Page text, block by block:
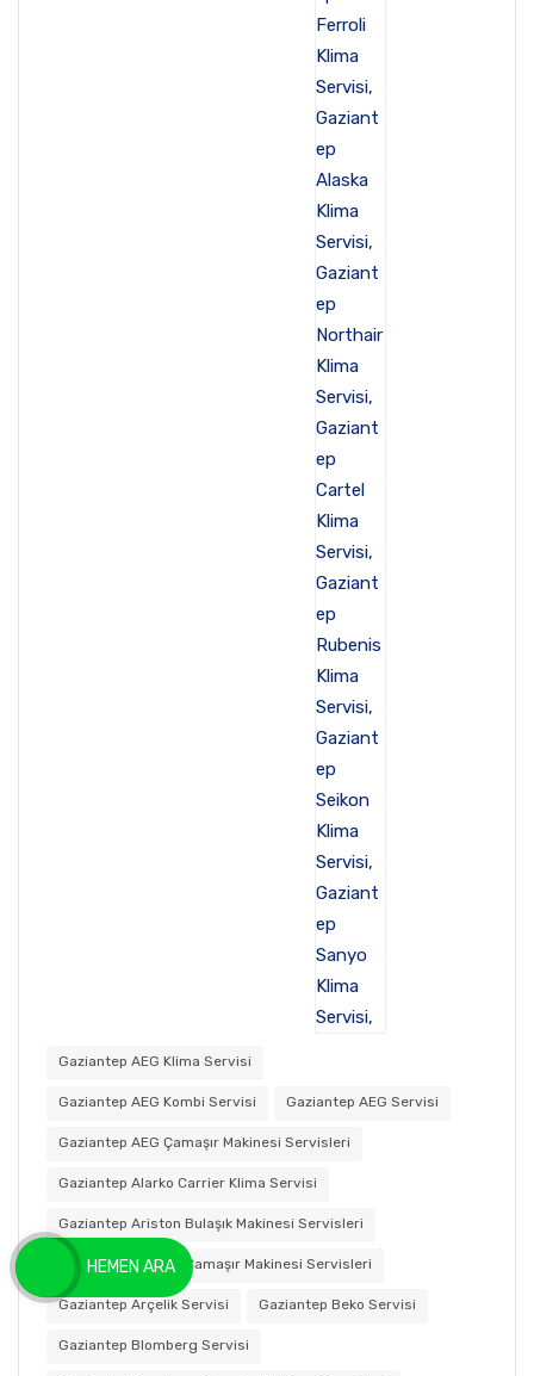
Gaziantep AEG Klima Servisi
Gaziantep AEG Kombi Servisi Gaziantep AEG Servisi
Gaziantep AEG Çamaşır Makinesi Servisleri
Gaziantep Alarko Carrier Klima Servisi
Gaziantep Ariston Bulaşık Makinesi Servisleri
Gaziantep Ariston Çamaşır Makinesi Servisleri
Gaziantep Arçelik Servisi Gaziantep Beko Servisi
Gaziantep Blomberg Servisi
HEMEN ARA